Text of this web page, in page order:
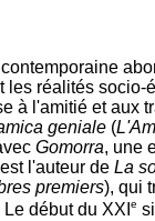
les réalités socio-
à l'amitié et aux
geniale (
Gomorra, une
l'auteur de La
premiers), qui
début du XXI e